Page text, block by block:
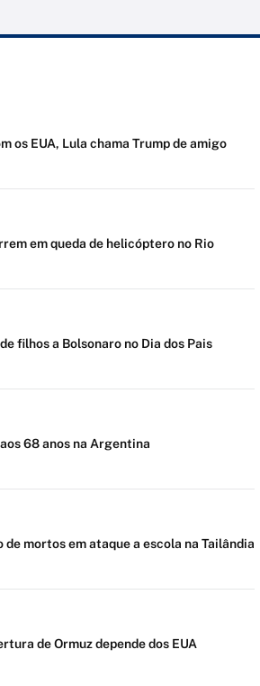
os EUA, Lula chama Trump de amigo
em queda de helicóptero no Rio
filhos a Bolsonaro no Dia dos Pais
68 anos na Argentina
de mortos em ataque a escola na Tailândia
de Ormuz depende dos EUA